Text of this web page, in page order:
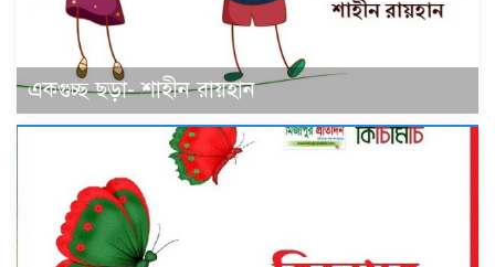
একগুচ্ছ ছড়া- শাহীন রায়হান